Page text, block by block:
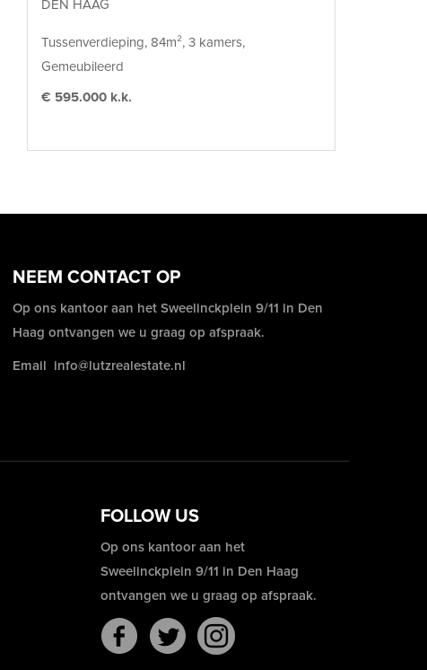
DEN HAAG
Tussenverdieping, 84m², 3 kamers,
Gemeubileerd
€ 595.000 k.k.
NEEM CONTACT OP
Op ons kantoor aan het Sweelinckplein 9/11 in Den
Haag ontvangen we u graag op afspraak.
Email info@lutzrealestate.nl
FOLLOW US
Op ons kantoor aan het
Sweelinckplein 9/11 in Den Haag
ontvangen we u graag op afspraak.